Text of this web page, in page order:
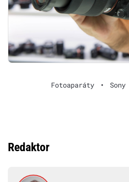
Fotoaparáty • Sony
Redaktor